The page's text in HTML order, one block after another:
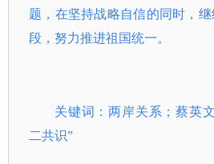
题，在坚持战略自信的同时，
段，努力推进祖国统一。
关键词：两岸关系；蔡英
二共识”